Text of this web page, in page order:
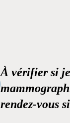
À vérifier si
rendez-vous